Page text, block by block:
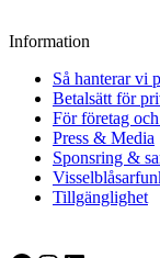
Information
Så hanterar vi
Betalsätt för
För företag
Press & Media
Sponsring &
Tillgänglighet